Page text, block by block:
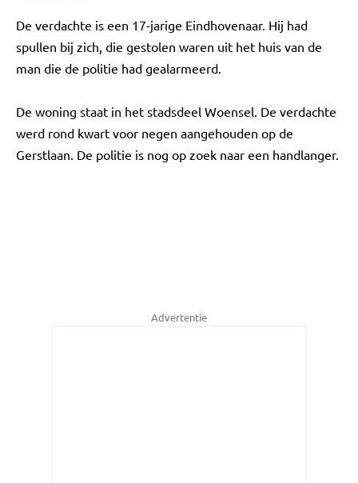
De verdachte is een 17-jarige Eindhovenaar. Hij had
spullen bij zich, die gestolen waren uit het huis van de
man die de politie had gealarmeerd.
De woning staat in het stadsdeel Woensel. De verdachte
werd rond kwart voor negen aangehouden op de
Gerstlaan. De politie is nog op zoek naar een handlanger.
Advertentie